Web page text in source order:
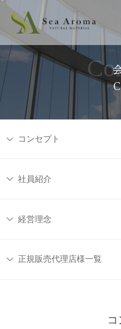
コンセプト
社員紹介
経営理念
正規販売代理店様一覧
コ